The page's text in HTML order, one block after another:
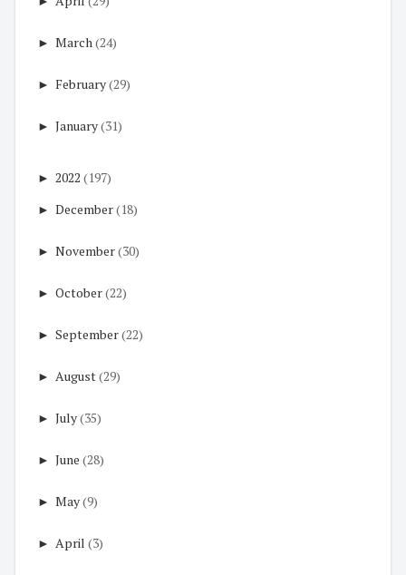
► March(24)
► February(29)
► January(31)
► 2022 (197)
► December(18)
► November(30)
► October(22)
► September(22)
► August(29)
► July(35)
► June (28)
► May(9)
► April (3)